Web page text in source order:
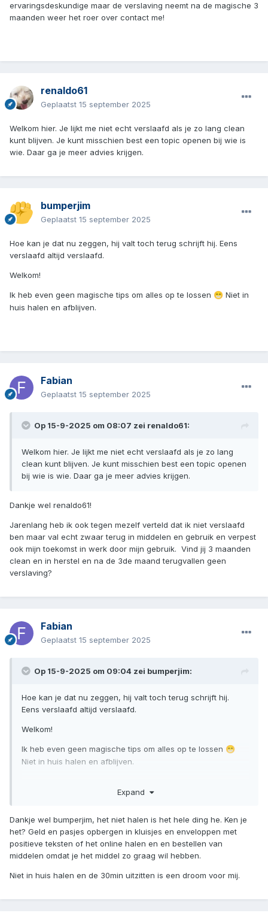
ervaringsdeskundige maar de verslaving neemt na de magische 3
maanden weer het roer over contact me!
renaldo61
Geplaatst 15 september 2025
Welkom hier. Je lijkt me niet echt verslaafd als je zo lang clean
kunt blijven. Je kunt misschien best een topic openen bij wie is
wie. Daar ga je meer advies krijgen.
bumperjim
Geplaatst 15 september 2025
Hoe kan je dat nu zeggen, hij valt toch terug schrijft hij. Eens
verslaafd altijd verslaafd.
Welkom!
Ik heb even geen magische tips om alles op te lossen 😁 Niet in
huis halen en afblijven.
Fabian
Geplaatst 15 september 2025
Op 15-9-2025 om 08:07 zei renaldo61:
Welkom hier. Je lijkt me niet echt verslaafd als je zo lang
clean kunt blijven. Je kunt misschien best een topic openen
bij wie is wie. Daar ga je meer advies krijgen.
Dankje wel renaldo61!
Jarenlang heb ik ook tegen mezelf verteld dat ik niet verslaafd
ben maar val echt zwaar terug in middelen en gebruik en verpest
ook mijn toekomst in werk door mijn gebruik. Vind jij 3 maanden
clean en in herstel en na de 3de maand terugvallen geen
verslaving?
Fabian
Geplaatst 15 september 2025
Op 15-9-2025 om 09:04 zei bumperjim:
Hoe kan je dat nu zeggen, hij valt toch terug schrijft hij.
Eens verslaafd altijd verslaafd.
Welkom!
Ik heb even geen magische tips om alles op te lossen 😁
Niet in huis halen en afblijven.
Expand
Dankje wel bumperjim, het niet halen is het hele ding he. Ken je
het? Geld en pasjes opbergen in kluisjes en enveloppen met
positieve teksten of het online halen en en bestellen van
middelen omdat je het middel zo graag wil hebben.
Niet in huis halen en de 30min uitzitten is een droom voor mij.